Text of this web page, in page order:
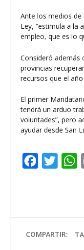
Ante los medios
Ley, “estimula a la
empleo, que es lo
Consideró además
provincias
recursos que el
El primer
tendrá un arduo
voluntades”, pero
ayudar desde San
F
o
o
T
COMPARTIR: